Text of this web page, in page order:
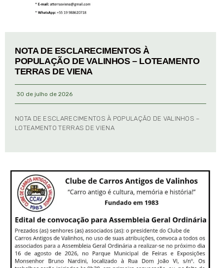
NOTA DE ESCLARECIMENTOS À
POPULAÇÃO DE VALINHOS – LOTEAMENTO
TERRAS DE VIENA
30 de julho de 2026
NOTA DE ESCLARECIMENTOS À POPULAÇÃO DE VALINHOS –
LOTEAMENTO TERRAS DE VIENA